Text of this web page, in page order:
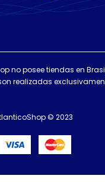
no posee tiendas en
realizadas
© 2023